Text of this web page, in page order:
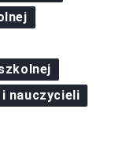
nauczycieli